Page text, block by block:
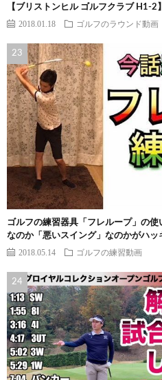
【ブリストンヒル ゴルフクラブ H1-2】
2018.01.18 ゴルフのラウンド動画
ゴルフの練習器具「フレループ」の使
なのか「悪いスイング」なのかがハッ
2018.05.14 ゴルフの練習動画